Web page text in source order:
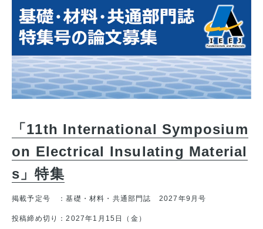
「11th International Symposium
on Electrical Insulating Material
s」特集
掲載予定号 ：基礎・材料・共通部門誌 2027年9月号
投稿締め切り：2027年1月15日（金）